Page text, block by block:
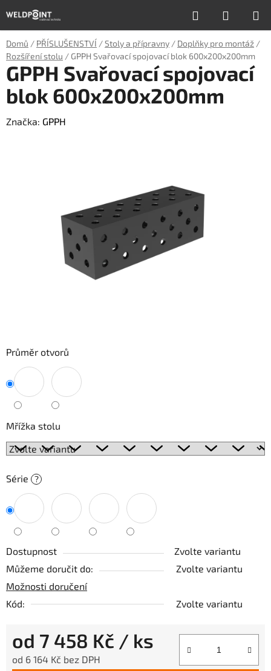
na
obsah
Hledat
KOŠÍK
Domů / PŘÍSLUŠENSTVÍ /Stoly a přípravny / Doplňky pro montáž /
Rozšíření stolu / GPPH Svařovací spojovací blok 600x200x200mm
Průměr otvorů
Mřížka stolu
Série ?
Dostupnost
Zvolte variantu
Můžeme doručit do:
Zvolte variantu
Možnosti doručení
Kód:
Zvolte variantu
od 7 458 Kč / ks
od 6 164 Kč bez DPH
GPPH Svařovací spojovací
blok 600x200x200mm
Značka: GPPH